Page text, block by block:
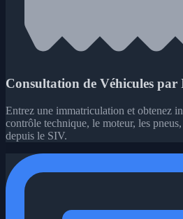
Consultation de Véhicules
Entrez une immatriculation et obtenez
contrôle technique, le moteur, les
depuis le SIV.